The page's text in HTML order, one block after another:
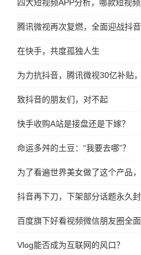
四大短视频APP分析，哪款短视频
腾讯微视再次复燃，全面迎战抖音
在快手，共度孤独人生
为力抗抖音，腾讯微视30亿补贴，
致抖音的朋友们，对不起
快手收购A站是接盘还是下嫁？
命运多舛的土豆：“我要去哪”？
为了看遍世界美女做了这个产品
抖音再下刀，下架部分话题永久
百度旗下好看视频微信朋友圈全
Vlog能否成为互联网的风口？